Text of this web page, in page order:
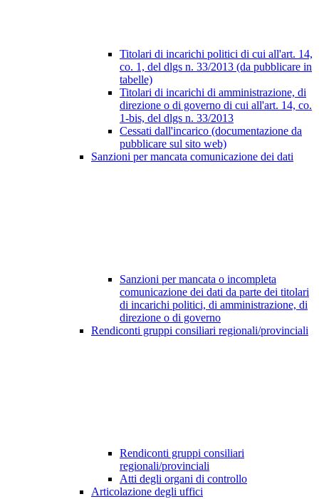
Titolari di incarichi politici di cui all'art. 14,
co. 1, del dlgs n. 33/2013 (da pubblicare in
tabelle)
Titolari di incarichi di amministrazione, di
direzione o di governo di cui all'art. 14, co.
1-bis, del dlgs n. 33/2013
Cessati dall'incarico (documentazione da
pubblicare sul sito web)
Sanzioni per mancata comunicazione dei dati
Sanzioni per mancata o incompleta
comunicazione dei dati da parte dei titolari
di incarichi politici, di amministrazione, di
direzione o di governo
Rendiconti gruppi consiliari regionali/provinciali
Rendiconti gruppi consiliari
regionali/provinciali
Atti degli organi di controllo
Articolazione degli uffici